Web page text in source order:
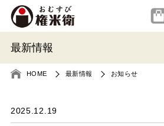
オンラインショップ
Instagram
Facebook
最新情報
HOME 最新情報 お知らせ
2025.12.19